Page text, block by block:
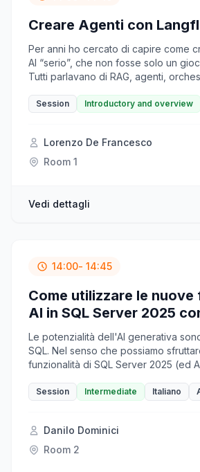
Creare Agenti con
Per anni ho cercato di capire come
AI “serio”, che non fosse solo un
Tutti parlavano di RAG, agenti,
documentazioni sparse, ambienti da
chi lavora in OpenAI o ha un team di
disposizione. Poi ho scoperto
implementa flussi modulari e
Session Introductory and overview
Lorenzo De Francesco
Room 1
Vedi dettagli
14:00- 14:45
Come utilizzare le
AI in SQL Server 2025
Le potenzialità dell'AI generativa
SQL. Nel senso che possiamo
funzionalità di SQL Server 2025 (ed
salvaguardare la nostra privacy e
questa sessione vedremo come fare,
usando Docker.
Session Intermediate Italiano
Danilo Dominici
Room 2